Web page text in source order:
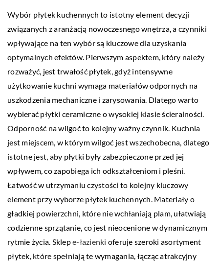
Wybór płytek kuchennych to istotny element decyzji
związanych z aranżacją nowoczesnego wnętrza, a czynniki
wpływające na ten wybór są kluczowe dla uzyskania
optymalnych efektów. Pierwszym aspektem, który należy
rozważyć, jest trwałość płytek, gdyż intensywne
użytkowanie kuchni wymaga materiałów odpornych na
uszkodzenia mechaniczne i zarysowania. Dlatego warto
wybierać płytki ceramiczne o wysokiej klasie ścieralności.
Odporność na wilgoć to kolejny ważny czynnik. Kuchnia
jest miejscem, w którym wilgoć jest wszechobecna, dlatego
istotne jest, aby płytki były zabezpieczone przed jej
wpływem, co zapobiega ich odkształceniom i pleśni.
Łatwość w utrzymaniu czystości to kolejny kluczowy
element przy wyborze płytek kuchennych. Materiały o
gładkiej powierzchni, które nie wchłaniają plam, ułatwiają
codzienne sprzątanie, co jest nieocenione w dynamicznym
rytmie życia. Sklepe-łazienki oferuje szeroki asortyment
płytek, które spełniają te wymagania, łącząc atrakcyjny